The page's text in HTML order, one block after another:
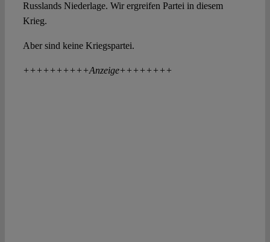
Russlands Niederlage. Wir ergreifen Partei in diesem
Krieg.
Aber sind keine Kriegspartei.
++++++++++Anzeige++++++++